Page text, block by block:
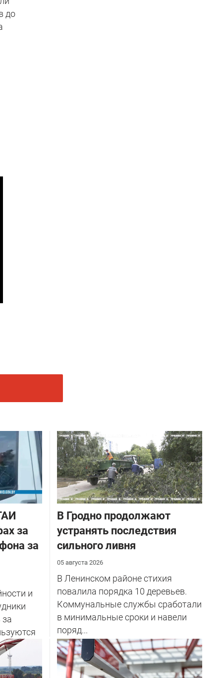
до
за
за
и
В Гродно продолжают
устранять последствия
сильного ливня
05 августа 2026
В Ленинском районе стихия
повалила порядка 10 деревьев.
Коммунальные службы сработали
в минимальные сроки и навели
поряд...